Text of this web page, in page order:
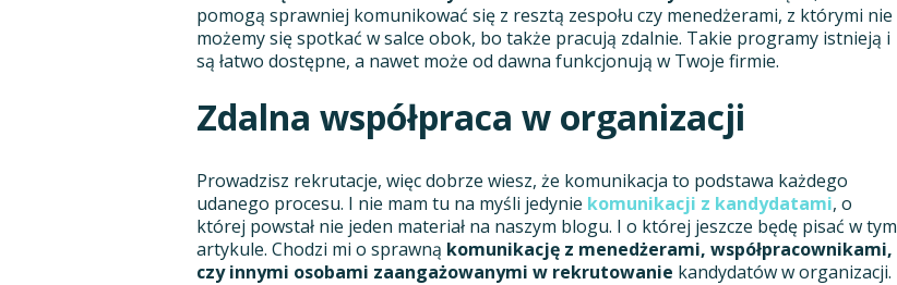
pomogą sprawniej komunikować się z resztą zespołu czy menedżerami, z którymi nie
możemy się spotkać w salce obok, bo także pracują zdalnie. Takie programy istnieją i
są łatwo dostępne, a nawet może od dawna funkcjonują w Twoje firmie.
Zdalna współpraca w organizacji
Prowadzisz rekrutacje, więc dobrze wiesz, że komunikacja to podstawa każdego
udanego procesu. I nie mam tu na myśli jedynie komunikacji z kandydatami, o
której powstał nie jeden materiał na naszym blogu. I o której jeszcze będę pisać w tym
artykule. Chodzi mi o sprawną komunikację z menedżerami, współpracownikami,
czy innymi osobami zaangażowanymi w rekrutowanie kandydatów w organizacji.